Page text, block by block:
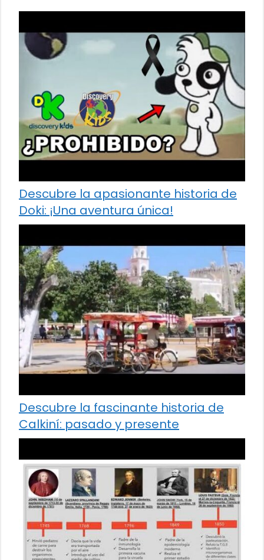
Descubre la apasionante historia de
Doki: ¡Una aventura única!
Descubre la fascinante historia de
Calkiní: pasado y presente